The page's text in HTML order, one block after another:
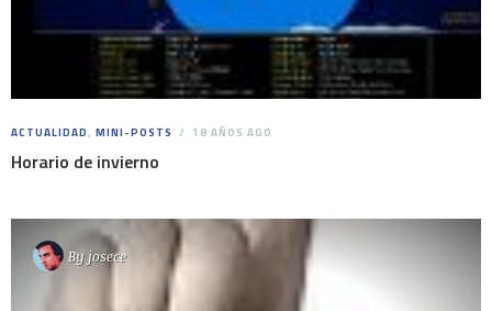
ACTUALIDAD, MINI-POSTS 18 AÑOS AGO
Horario de invierno
By josece